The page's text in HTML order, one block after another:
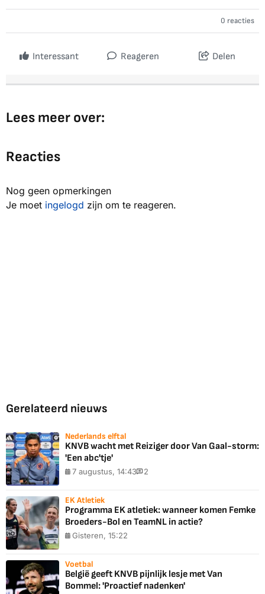
0 reacties
Interessant Reageren Delen
Lees meer over:
Reacties
Nog geen opmerkingen
Je moet ingelogd zijn om te reageren.
Gerelateerd nieuws
Nederlands elftal
KNVB wacht met Reiziger door Van Gaal-storm:
'Een abc'tje'
7 augustus, 14:43 2
EK Atletiek
Programma EK atletiek: wanneer komen Femke
Broeders-Bol en TeamNL in actie?
Gisteren, 15:22
Voetbal
België geeft KNVB pijnlijk lesje met Van
Bommel: 'Proactief nadenken'